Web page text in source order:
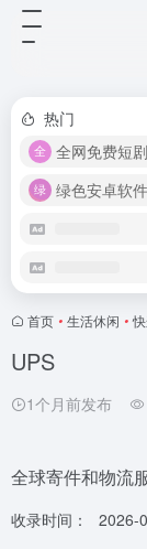
热门
全网免费短剧
绿色安卓软件
首页 • 生活休闲 •
UPS
1个月前发布
全球寄件和物流
收录时间：
2026-